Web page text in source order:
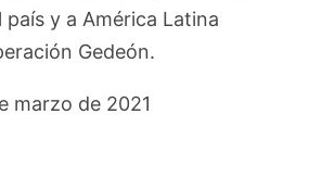
y a América Latina
Gedeón.
marzo de 2021